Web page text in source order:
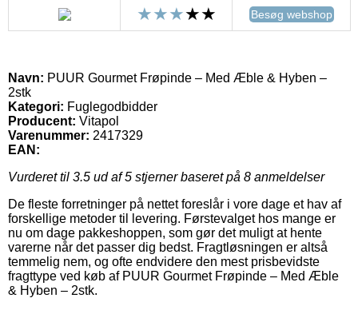
Besøg webshop
Navn: PUUR Gourmet Frøpinde – Med Æble & Hyben –
2stk
Kategori: Fuglegodbidder
Producent: Vitapol
Varenummer: 2417329
EAN:
Vurderet til 3.5 ud af 5 stjerner baseret på 8 anmeldelser
De fleste forretninger på nettet foreslår i vore dage et hav af
forskellige metoder til levering. Førstevalget hos mange er
nu om dage pakkeshoppen, som gør det muligt at hente
varerne når det passer dig bedst. Fragtløsningen er altså
temmelig nem, og ofte endvidere den mest prisbevidste
fragttype ved køb af PUUR Gourmet Frøpinde – Med Æble
& Hyben – 2stk.